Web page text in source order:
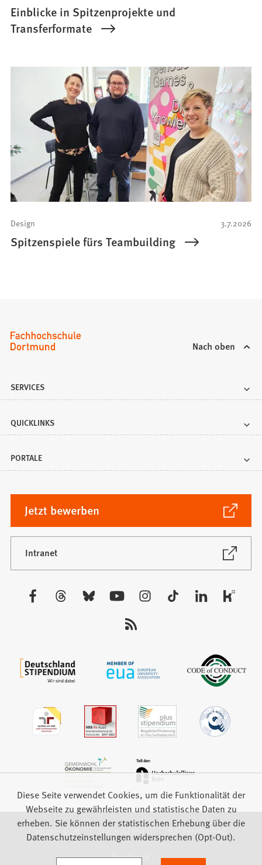
Einblicke in Spitzenprojekte und
Transferformate
3.7.2026
Design
Spitzenspiele fürs Teambuilding
Nach oben
SERVICES
QUICKLINKS
PORTALE
Jetzt bewerben
(Öffnet
in
einem
neuen
Tab)
Intranet
(Öffnet
neuen
Besuchen
Impressum Datenschutz
Barrierefreiheit
Feedback
Diese Seite verwendet Cookies, um die Funktionalität der
Webseite zu gewährleisten und statistische Daten zu
erheben. Sie können der statistischen Erhebung über die
Datenschutzeinstellungen widersprechen (Opt-Out).